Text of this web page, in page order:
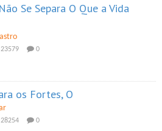
Se Separa O Que a Vida
23579 0
os Fortes, O
28254 0